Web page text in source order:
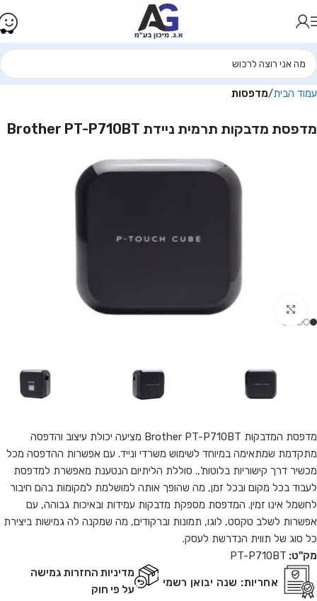
עמוד הבית מדפסות
מדפסת מדבקות תרמית ניידת Brother PT-P710BT
Click to enlarge
מדפסת המדבקות Brother PT-P710BT מציעה יכולת עיצוב והדפסה
מתקדמת שמתאימה במיוחד לשימוש משרדי ונייד. עם אפשרות ההדפסה מכל
מכשיר דרך קישוריות בלוטות',. סוללת הליתיום הנטענת מאפשרת למדפסת
לעבוד בכל מקום ובכל זמן, מה שהופך אותה למושלמת למקומות בהם חיבור
לחשמל אינו זמין. המדפסת מספקת מדבקות עמידות ובאיכות גבוהה, עם
אפשרות לשלב טקסט, לוגו, תמונות וברקודים, מה שמקנה לה גמישות ביצירת
כל סוג של תווית הנדרשת לעסק.
מק"ט: PT-P710BT
אחריות: שנה יבואן רשמי
מדיניות החזרות גמישה
על פי חוק